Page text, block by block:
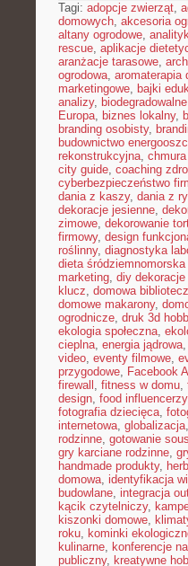
Tagi: adopcje zwierząt,
domowych, akcesoria
altany ogrodowe,
rescue, aplikacje
aranżacje tarasowe,
ogrodowa, aromaterapia
marketingowe, bajki
analizy,
Europa, biznes lokalny,
branding osobisty,
budownictwo
rekonstrukcyjna,
city guide, coaching
cyberbezpieczeństwo
dania z kaszy, dania z
dekoracje jesienne,
zimowe, dekorowanie
firmowy, design
roślinny, diagnostyka
dieta
marketing, diy
klucz, domowa
domowe makarony,
ogrodnicze, druk 3d
ekologia społeczna,
cieplna, energia jądrowa,
video, eventy filmowe,
przygodowe, Facebook
firewall , fitness w domu,
design, food influencerzy
fotografia dziecięca,
internetowa, globalizacja,
rodzinne, gotowanie
gry karciane rodzinne,
handmade produkty,
domowa, identyfikacja
budowlane, integracja
kącik czytelniczy,
kiszonki domowe,
roku, kominki
kulinarne, konferencje
publiczny, kreatywne